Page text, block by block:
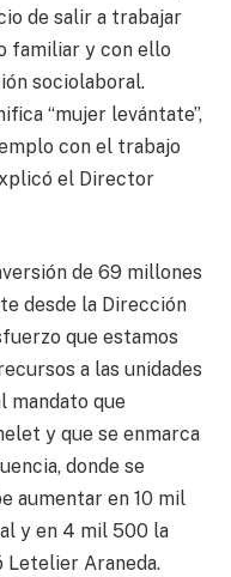
de salir a trabajar
familiar y con ello
sociolaboral.
“mujer levántate”,
con el trabajo
el Director
de 69 millones
desde la Dirección
que estamos
a las unidades
mandato que
y que se enmarca
donde se
aumentar en 10 mil
y en 4 mil 500 la
Letelier Araneda.